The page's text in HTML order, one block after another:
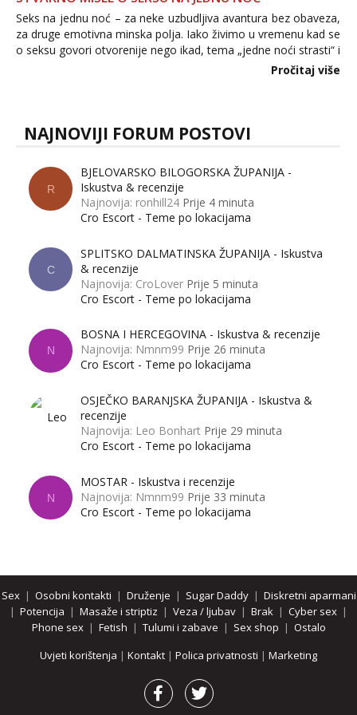
Seks na jednu noć – za neke uzbudljiva avantura bez obaveza,
za druge emotivna minska polja. Iako živimo u vremenu kad se
o seksu govori otvorenije nego ikad, tema „jedne noći strasti“ i
dalje izaziva burne rasprave. Što zapravo misle žene, a što
Pročitaj više
NAJNOVIJI FORUM POSTOVI
R
BJELOVARSKO BILOGORSKA ŽUPANIJA -
Iskustva & recenzije
Najnovija: ronhill24 Prije 4 minuta
Cro Escort - Teme po lokacijama
C
SPLITSKO DALMATINSKA ŽUPANIJA - Iskustva
& recenzije
Najnovija: CroLover Prije 5 minuta
Cro Escort - Teme po lokacijama
N
BOSNA I HERCEGOVINA - Iskustva & recenzije
Najnovija: Nmnm99 Prije 26 minuta
Cro Escort - Teme po lokacijama
OSJEČKO BARANJSKA ŽUPANIJA - Iskustva &
recenzije
Najnovija: Leo Bonhart Prije 29 minuta
Cro Escort - Teme po lokacijama
N
MOSTAR - Iskustva i recenzije
Najnovija: Nmnm99 Prije 33 minuta
Cro Escort - Teme po lokacijama
Sex| Osobni kontakti | Druženje | Sugar Daddy| Diskretni aparmani
| Potencija | Masaže i striptiz | Veza / ljubav | Brak | Cyber sex |
Phone sex| Fetish | Tulumi i zabave | Sex shop | Ostalo
Uvjeti korištenja | Kontakt | Polica privatnosti | Marketing